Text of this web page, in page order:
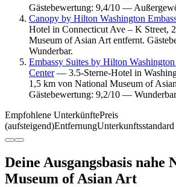
Gästebewertung: 9,4/10 —
Canopy by Hilton Washington
Hotel in Connecticut Ave – K Street,
Museum of Asian Art entfernt.
Wunderbar.
Embassy Suites by Hilton
Center— 3.5-Sterne-Hotel in
1,5 km von National Museum of
Gästebewertung: 9,2/10 —
Empfohlene UnterkünftePreis
(aufsteigend)EntfernungUnterkunftsstandard
Deine Ausgangsbasis nahe
Museum of Asian Art